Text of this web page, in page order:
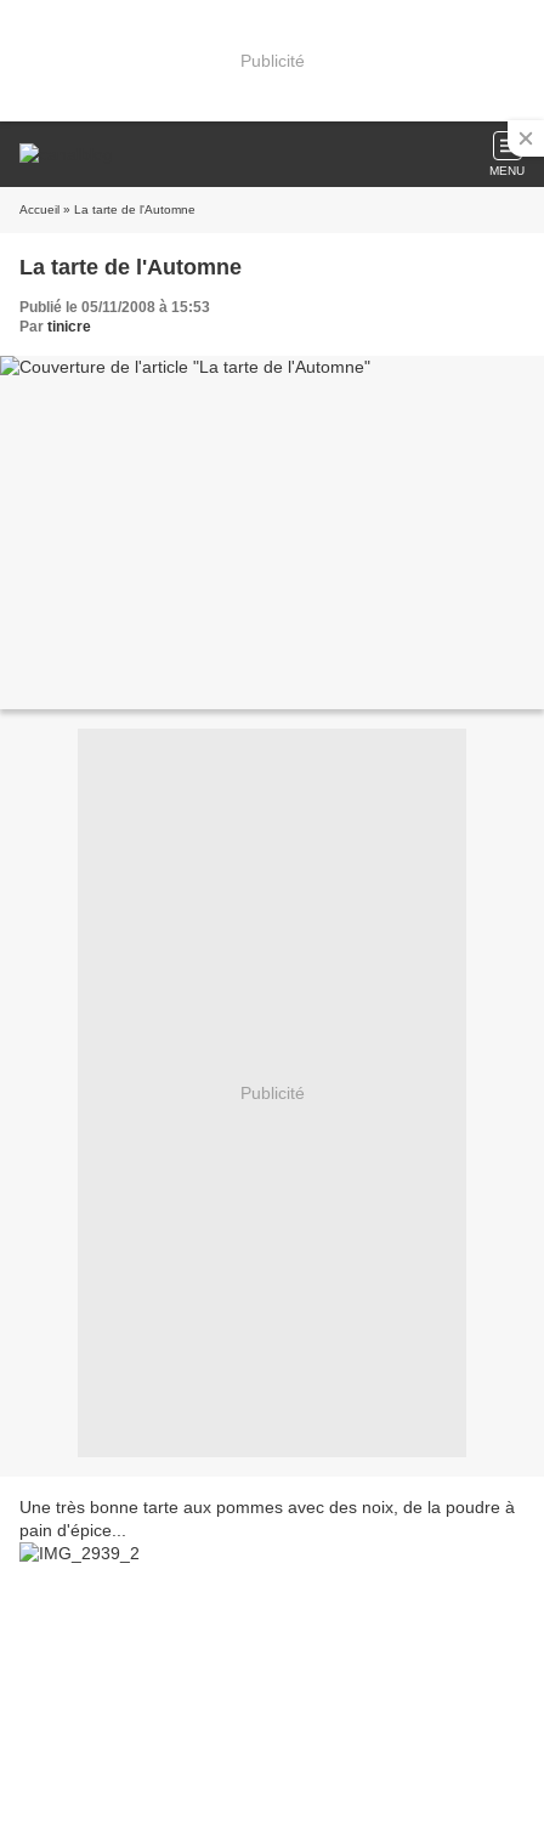
Publicité
MENU
Accueil » La tarte de l'Automne
La tarte de l'Automne
Publié le 05/11/2008 à 15:53
Par tinicre
Publicité
Une très bonne tarte aux pommes avec des noix, de la poudre à
pain d'épice...